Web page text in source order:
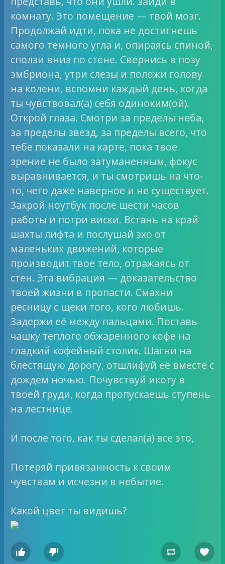
комнату. Это помещение — твой мозг.
Продолжай идти, пока не достигнешь
самого темного угла и, опираясь спиной,
сползи вниз по стене. Свернись в позу
эмбриона, утри слезы и положи голову
на колени, вспомни каждый день, когда
ты чувствовал(а) себя одиноким(ой).
Открой глаза. Смотри за пределы неба,
за пределы звезд, за пределы всего, что
тебе показали на карте, пока твое
зрение не было затуманенным, фокус
выравнивается, и ты смотришь на что-
то, чего даже наверное и не существует.
Закрой ноутбук после шести часов
работы и потри виски. Встань на край
шахты лифта и послушай эхо от
маленьких движений, которые
производит твое тело, отражаясь от
стен. Эта вибрация — доказательство
твоей жизни в пропасти. Смахни
ресницу с щеки того, кого любишь.
Задержи её между пальцами. Поставь
чашку теплого обжаренного кофе на
гладкий кофейный столик. Шагни на
блестящую дорогу, отшлифуй её вместе с
дождем ночью. Почувствуй икоту в
твоей груди, когда пропускаешь ступень
на лестнице.
И после того, как ты сделал(а) все это,
Потеряй привязанность к своим
чувствам и исчезни в небытие.
Какой цвет ты видишь?
   